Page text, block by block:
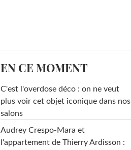
EN CE MOMENT
C'est l'overdose déco : on ne veut
plus voir cet objet iconique dans nos
salons
Audrey Crespo-Mara et
l'appartement de Thierry Ardisson :